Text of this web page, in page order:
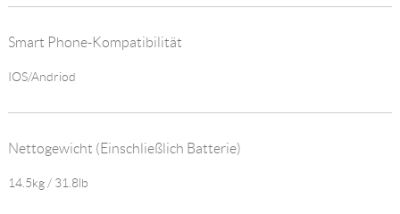
Smart Phone-Kompatibilität
IOS/Andriod
Nettogewicht (einschließlich Batterie)
14.5kg / 31.8lb